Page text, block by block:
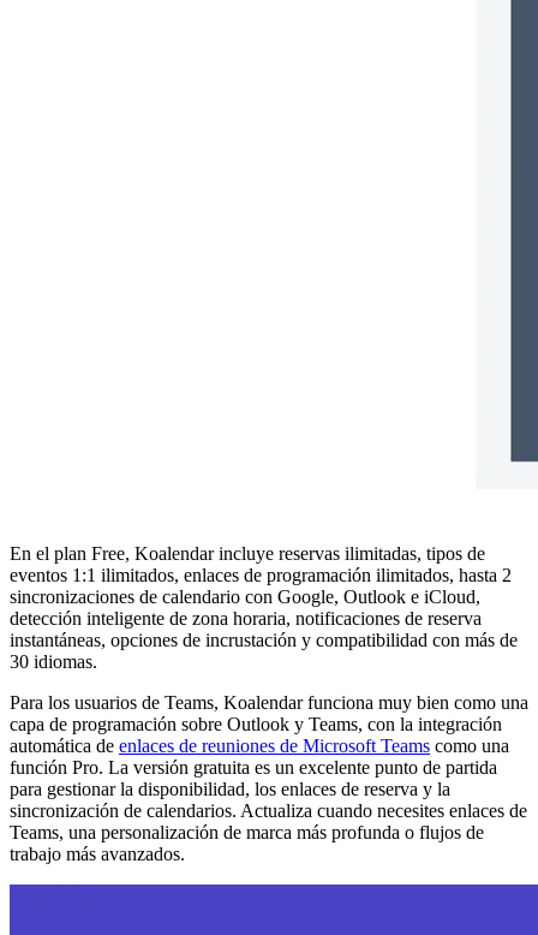
En el plan Free, Koalendar incluye reservas ilimitadas, tipos de
eventos 1:1 ilimitados, enlaces de programación ilimitados, hasta 2
sincronizaciones de calendario con Google, Outlook e iCloud,
detección inteligente de zona horaria, notificaciones de reserva
instantáneas, opciones de incrustación y compatibilidad con más de
30 idiomas.
Para los usuarios de Teams, Koalendar funciona muy bien como una
capa de programación sobre Outlook y Teams, con la integración
automática de enlaces de reuniones de Microsoft Teams como una
función Pro. La versión gratuita es un excelente punto de partida
para gestionar la disponibilidad, los enlaces de reserva y la
sincronización de calendarios. Actualiza cuando necesites enlaces de
Teams, una personalización de marca más profunda o flujos de
trabajo más avanzados.